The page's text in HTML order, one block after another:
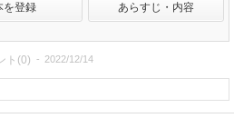
を登録 あらすじ・内容
ト(0) 2022/12/14